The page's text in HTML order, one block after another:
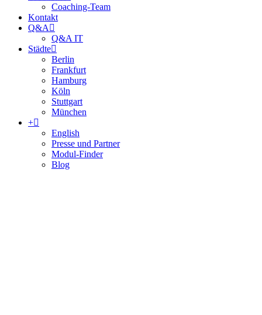
Coaching-Team
Kontakt
Q&A
Q&A IT
Städte
Berlin
Frankfurt
Hamburg
Köln
Stuttgart
München
+
English
Presse und Partner
Modul-Finder
Blog